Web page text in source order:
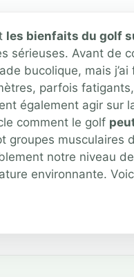
les bienfaits du golf
sérieuses. Avant de
bucolique, mais
parfois
également agir sur
comment le golf
groupes musculaires
notre niveau
environnante.